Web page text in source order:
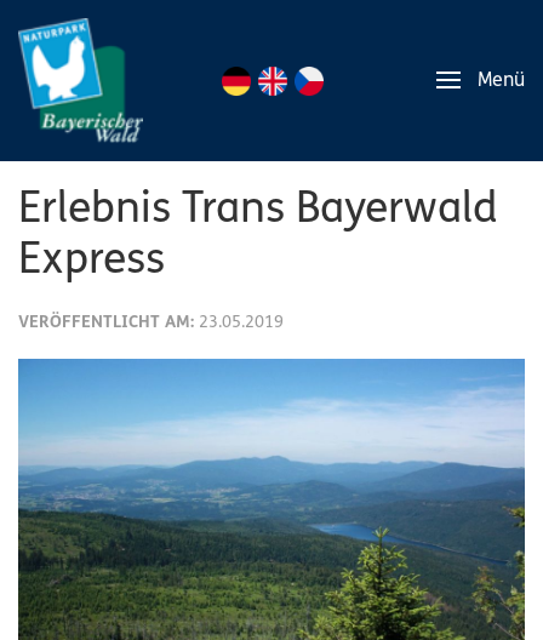
Menü
Erlebnis Trans Bayerwald
Express
VERÖFFENTLICHT AM: 23.05.2019